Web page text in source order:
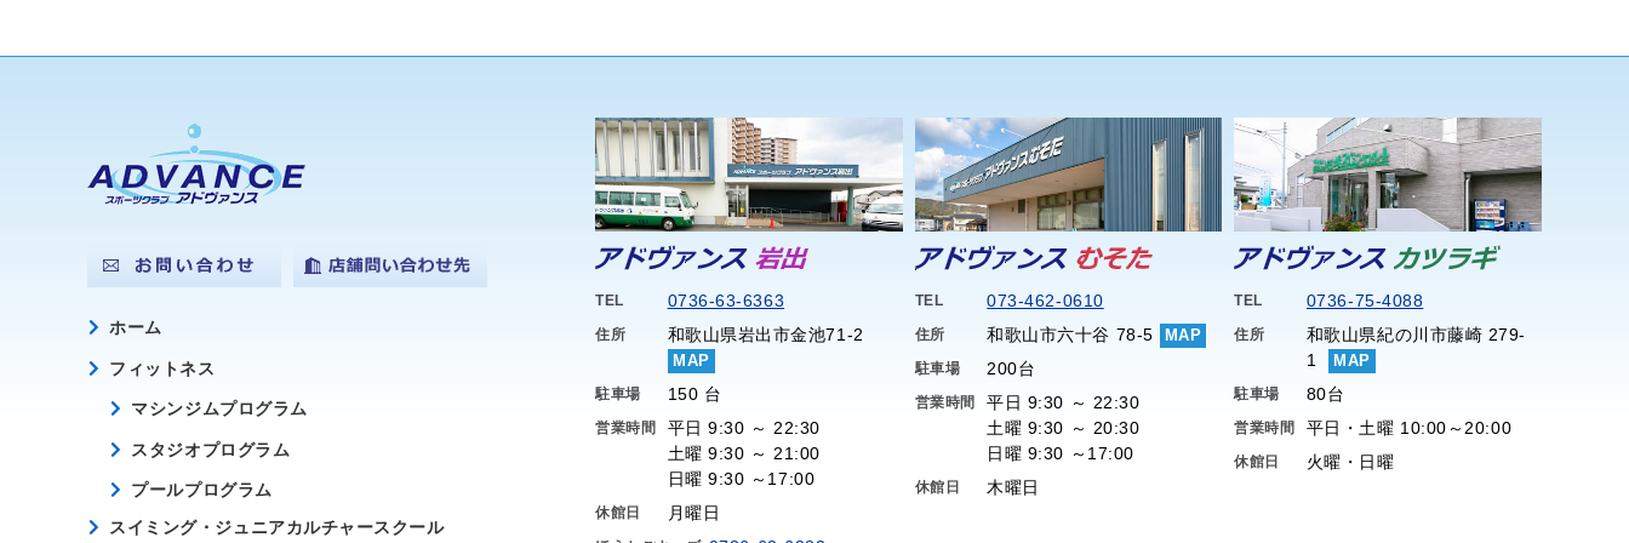
ホーム
フィットネス
マシンジムプログラム
スタジオプログラム
プールプログラム
スイミング・ジュニアカルチャースクール
TEL 0736-63-6363
住所 和歌山県岩出市金池71-2
MAP
駐車場 150 台
営業時間
平日 9:30 ～ 22:30
土曜 9:30 ～ 21:00
日曜 9:30 ～17:00
休館日 月曜日
TEL 073-462-0610
住所 和歌山市六十谷 78-5 MAP
駐車場 200台
営業時間
平日 9:30 ～ 22:30
土曜 9:30 ～ 20:30
日曜 9:30 ～17:00
休館日 木曜日
TEL 0736-75-4088
住所
和歌山県紀の川市藤崎 279-
1
MAP
駐車場 80台
営業時間 平日・土曜 10:00～20:00
休館日 火曜・日曜